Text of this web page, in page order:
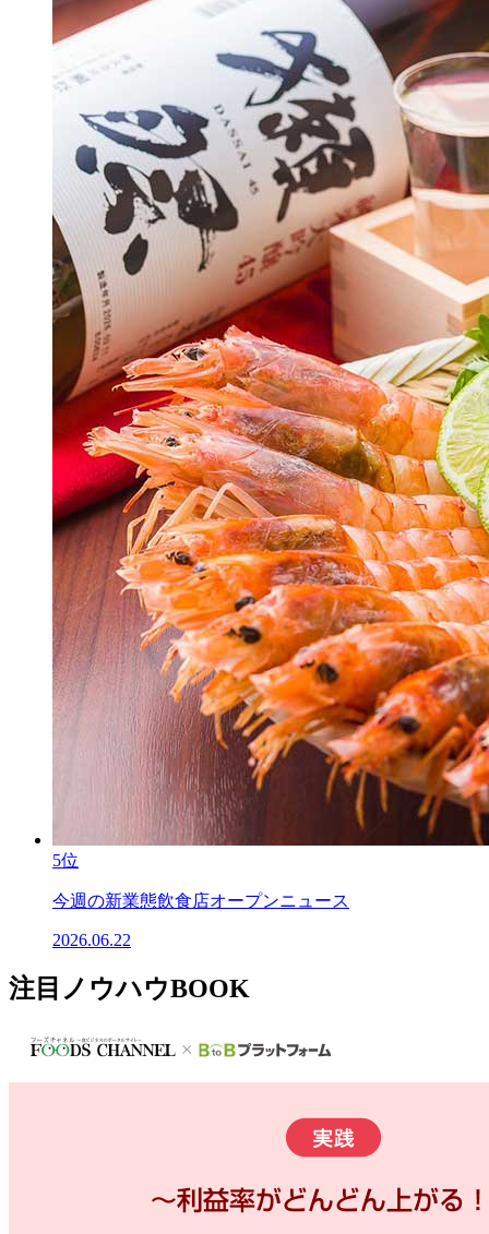
5位
今週の新業態飲食店オープンニュース
2026.06.22
注目ノウハウBOOK